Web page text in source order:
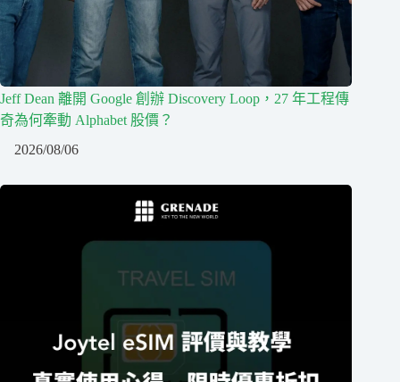
Jeff Dean 離開 Google 創辦 Discovery Loop，27 年工程傳
奇為何牽動 Alphabet 股價？
2026/08/06